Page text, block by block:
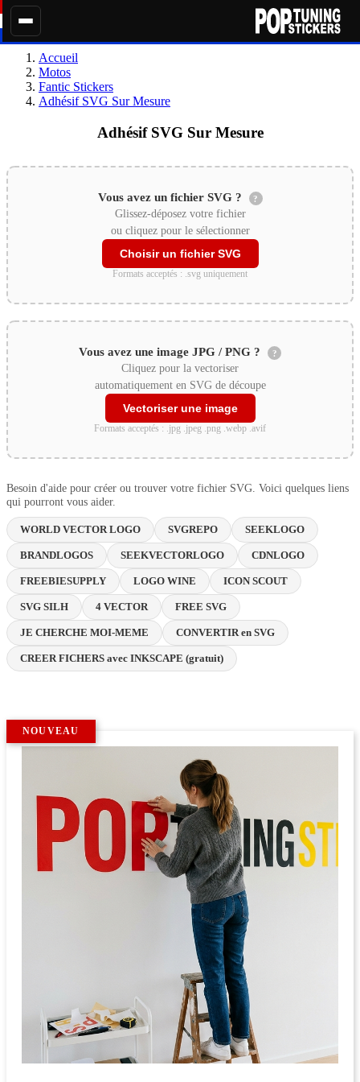
Accueil
Motos
Fantic Stickers
Adhésif SVG Sur Mesure
Adhésif SVG Sur Mesure
Vous avez un fichier SVG ? ?
Glissez-déposez votre fichier
ou cliquez pour le sélectionner
Choisir un fichier SVG
Formats acceptés : .svg uniquement
Vous avez une image JPG / PNG ? ?
Cliquez pour la vectoriser
automatiquement en SVG de découpe
Vectoriser une image
Formats acceptés : .jpg .jpeg .png .webp .avif
Besoin d'aide pour créer ou trouver votre fichier SVG. Voici quelques liens
qui pourront vous aider.
WORLD VECTOR LOGO SVGREPO SEEKLOGO
BRANDLOGOS SEEKVECTORLOGO CDNLOGO
FREEBIESUPPLY LOGO WINE ICON SCOUT
SVG SILH 4 VECTOR FREE SVG
JE CHERCHE MOI-MEME CONVERTIR en SVG
CREER FICHERS avec INKSCAPE (gratuit)
NOUVEAU